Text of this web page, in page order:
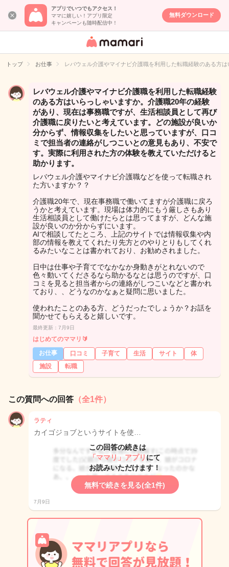
アプリでいつでもアクセス！
ママに嬉しい！アプリ限定
キャンペーンも随時配信中！
無料ダウンロード
女性専用匿名QA
イト
トップ お仕事 レバウェル介護やマイナビ介護職を利用した転職経験のある方
レバウェル介護やマイナビ介護職を利用した転職経験
のある方はいらっしゃいますか。介護職20年の経験
があり、現在は事務職ですが、生活相談員として再び
介護職に戻りたいと考えています。どの施設が良いか
分からず、情報収集をしたいと思っていますが、口コ
ミで担当者の連絡がしつこいとの意見もあり、不安で
す。実際に利用された方の体験を教えていただけると
助かります。
レバウェル介護やマイナビ介護職などを使って転職され
た方いますか？？
介護職20年で、現在事務職で働いてますが介護職に戻ろ
うかと考えています。現場は体力的にもう厳しさもあり
生活相談員として働けたらとは思ってますが、どんな施
設が良いのか分からずにいます。
AIで相談してたところ、上記のサイトでは情報収集や内
部の情報を教えてくれたり先方とのやりとりもしてくれ
るみたいなことは書かれており、お勧めされました。
日中は仕事や子育てでなかなか身動きがとれないので
色々動いてくださるなら助かるなとは思うのですが、口
コミを見ると担当者からの連絡がしつこいなどと書かれ
ており、、どうなのかなぁと疑問に思いました。
使われたことのある方、どうだったでしょうか？お話を
聞かせてもらえると嬉しいです。
最終更新：7月9日
はじめてのママリ🔰
お仕事
口コミ 子育て 生活 サイト
体
施設
転職
この質問への回答 （全1件）
ラティ
カイゴジョブというサイトを使…
この回答の続きは
「ママリ」アプリ にて
お読みいただけます！
無料で続きを見る(全1件)
7月9日